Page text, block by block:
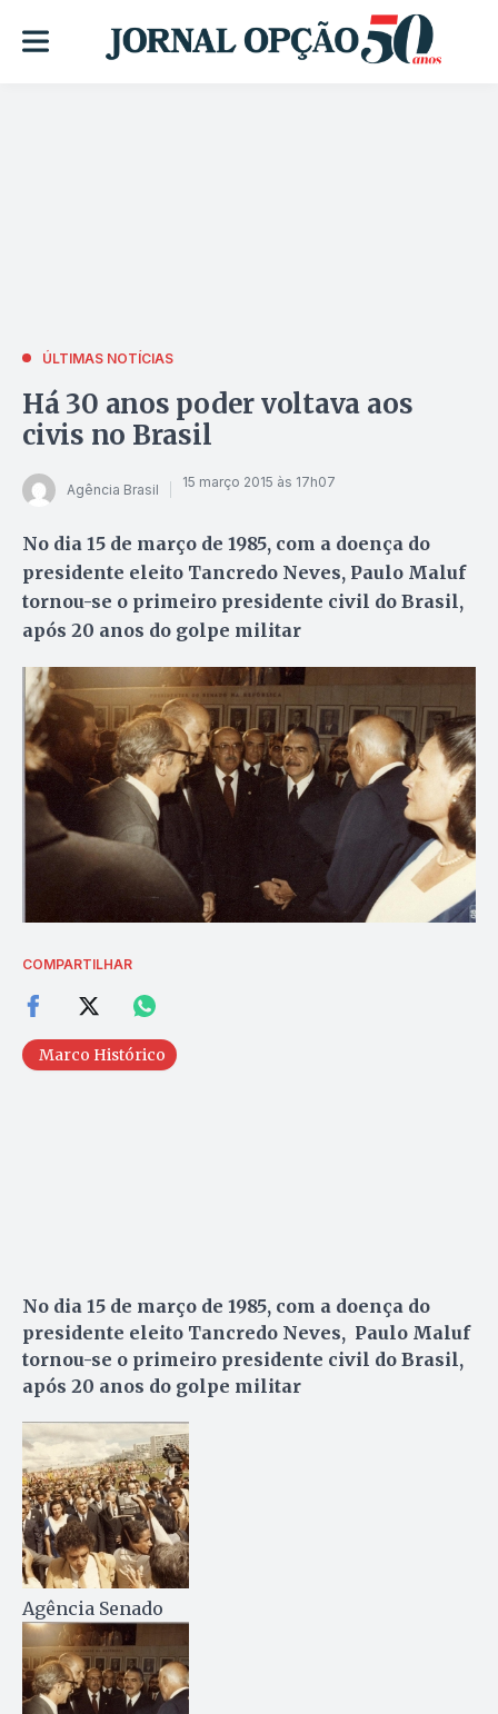
ÚLTIMAS NOTÍCIAS
Há 30 anos poder voltava aos
civis no Brasil
Agência Brasil 15 março 2015 às 17h07
No dia 15 de março de 1985, com a doença do
presidente eleito Tancredo Neves, Paulo Maluf
tornou-se o primeiro presidente civil do Brasil,
após 20 anos do golpe militar
COMPARTILHAR
Marco Histórico
No dia 15 de março de 1985, com a doença do
presidente eleito Tancredo Neves, Paulo Maluf
tornou-se o primeiro presidente civil do Brasil,
após 20 anos do golpe militar
Agência Senado